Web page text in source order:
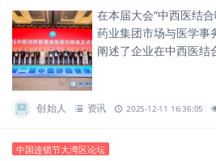
在本届大会“中西医结
药业集团市场与医学事
阐述了企业在中西医结
创始人 资讯 2025-12-11 16:36:05
中国连锁节大湾区论坛